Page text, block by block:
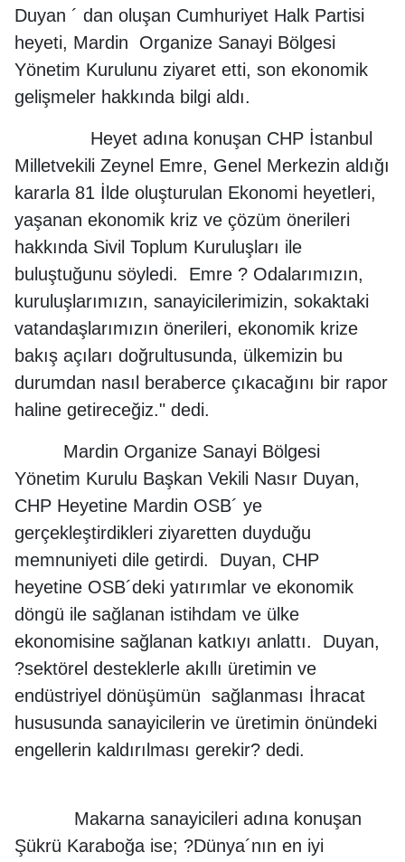
Duyan ´ dan oluşan Cumhuriyet Halk Partisi
heyeti, Mardin Organize Sanayi Bölgesi
Yönetim Kurulunu ziyaret etti, son ekonomik
gelişmeler hakkında bilgi aldı.
Heyet adına konuşan CHP İstanbul
Milletvekili Zeynel Emre, Genel Merkezin aldığı
kararla 81 İlde oluşturulan Ekonomi heyetleri,
yaşanan ekonomik kriz ve çözüm önerileri
hakkında Sivil Toplum Kuruluşları ile
buluştuğunu söyledi. Emre ? Odalarımızın,
kuruluşlarımızın, sanayicilerimizin, sokaktaki
vatandaşlarımızın önerileri, ekonomik krize
bakış açıları doğrultusunda, ülkemizin bu
durumdan nasıl beraberce çıkacağını bir rapor
haline getireceğiz." dedi.
Mardin Organize Sanayi Bölgesi
Yönetim Kurulu Başkan Vekili Nasır Duyan,
CHP Heyetine Mardin OSB´ ye
gerçekleştirdikleri ziyaretten duyduğu
memnuniyeti dile getirdi. Duyan, CHP
heyetine OSB´deki yatırımlar ve ekonomik
döngü ile sağlanan istihdam ve ülke
ekonomisine sağlanan katkıyı anlattı. Duyan,
?sektörel desteklerle akıllı üretimin ve
endüstriyel dönüşümün sağlanması İhracat
hususunda sanayicilerin ve üretimin önündeki
engellerin kaldırılması gerekir? dedi.
Makarna sanayicileri adına konuşan
Şükrü Karaboğa ise; ?Dünya´nın en iyi